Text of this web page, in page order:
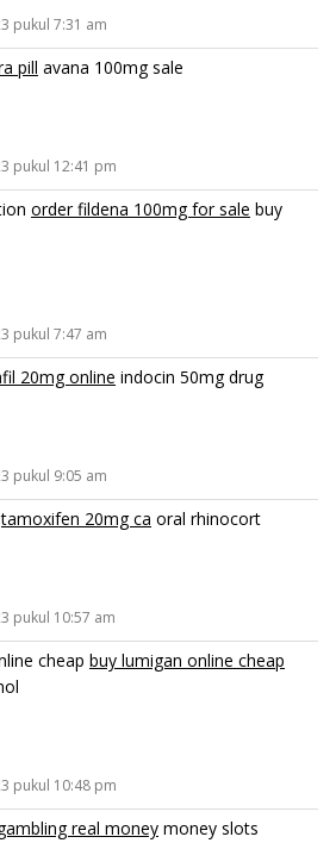
pukul 7:31 am
pill avana 100mg sale
pukul 12:41 pm
order fildena 100mg for sale buy
pukul 7:47 am
20mg online indocin 50mg drug
pukul 9:05 am
tamoxifen 20mg ca oral rhinocort
pukul 10:57 am
cheap buy lumigan online cheap
pukul 10:48 pm
real money money slots